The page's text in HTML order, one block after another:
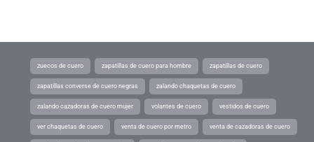
zuecos de cuero zapatillas de cuero para hombre zapatillas de cuero
zapatillas converse de cuero negras zalando chaquetas de cuero
zalando cazadoras de cuero mujer volantes de cuero vestidos de cuero
ver chaquetas de cuero venta de cuero por metro venta de cazadoras de cuero